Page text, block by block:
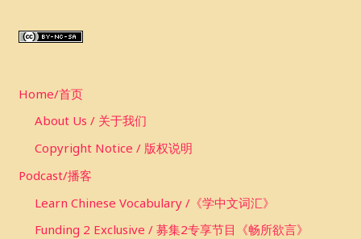
r
h
Home/首页
About Us / 关于我们
Copyright Notice / 版权说明
Podcast/播客
Learn Chinese Vocabulary /《学中文词汇》
Funding 2 Exclusive / 募集2专享节目《畅所欲言》